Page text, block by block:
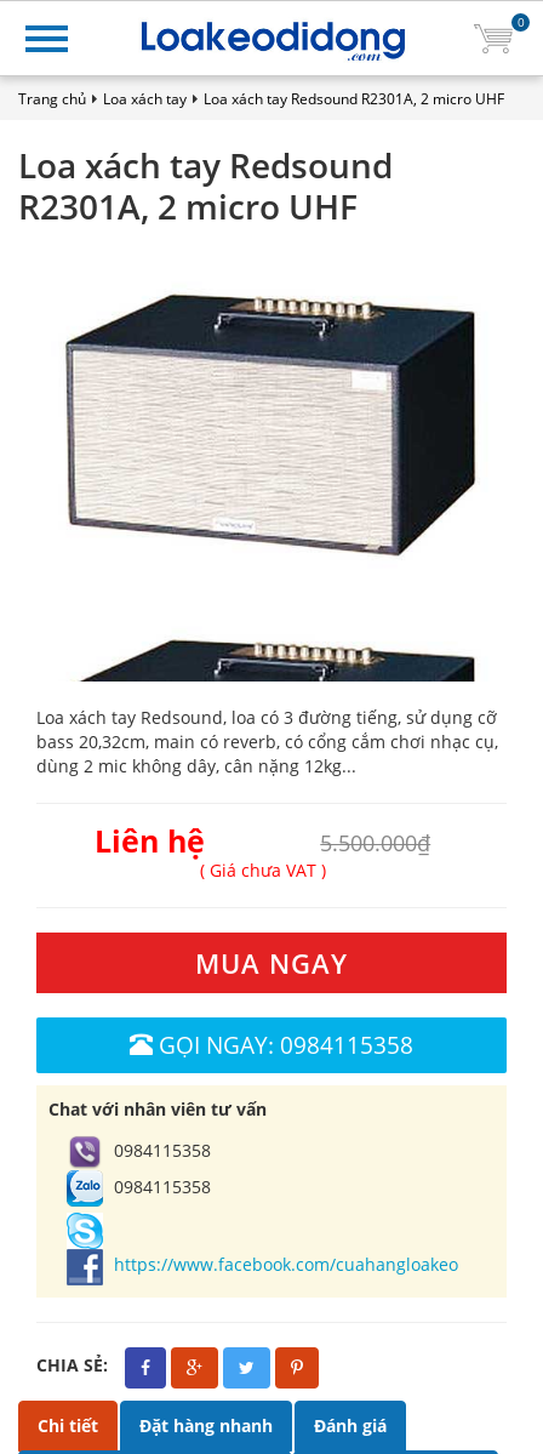
0
Trang chủ Loa xách tay Loa xách tay Redsound R2301A, 2 micro UHF
Loa xách tay Redsound
R2301A, 2 micro UHF
Loa xách tay Redsound, loa có 3 đường tiếng, sử dụng cỡ
bass 20,32cm, main có reverb, có cổng cắm chơi nhạc cụ,
dùng 2 mic không dây, cân nặng 12kg...
Liên hệ 5.500.000₫
( Giá chưa VAT )
MUA NGAY
GỌI NGAY: 0984115358
Chat với nhân viên tư vấn
0984115358
0984115358
https://www.facebook.com/cuahangloakeo
CHIA SẺ:
Chi tiết Đặt hàng nhanh Đánh giá